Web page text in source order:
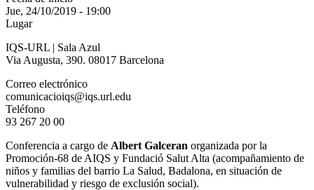
Jue, 24/10/2019 - 19:00
Lugar
IQS-URL | Sala Azul
Via Augusta, 390. 08017 Barcelona
Correo electrónico
comunicacioiqs@iqs.url.edu
Teléfono
93 267 20 00
Conferencia a cargo de Albert Galceran organizada por la
Promoción-68 de AIQS y Fundació Salut Alta (acompañamiento de
niños y familias del barrio La Salud, Badalona, en situación de
vulnerabilidad y riesgo de exclusión social).